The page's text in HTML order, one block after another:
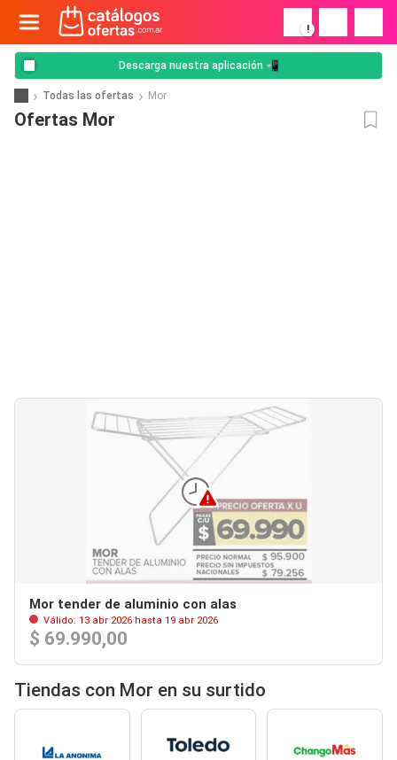
!
Descarga nuestra aplicación 📲
Todas las ofertas Mor
Ofertas Mor
Mor tender de aluminio con alas
Válido: 13 abr 2026 hasta 19 abr 2026
$ 69.990,00
Tiendas con Mor en su surtido